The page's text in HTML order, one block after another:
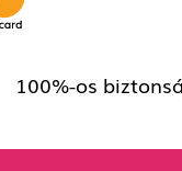
100%-os